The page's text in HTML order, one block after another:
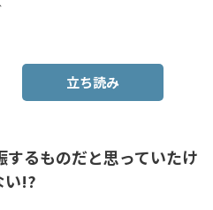
立ち読み
るものだと思っていたけ
い!?